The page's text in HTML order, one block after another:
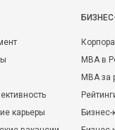
карьеры
MBA в
MBA
Бизнес-